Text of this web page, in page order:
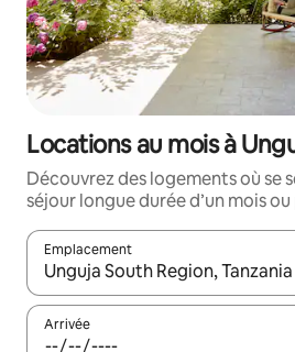
Locations au mois à
Découvrez des logements où se
séjour longue durée d’un mois ou
Emplacement
Quand les résultats sont affichés,
Arrivée